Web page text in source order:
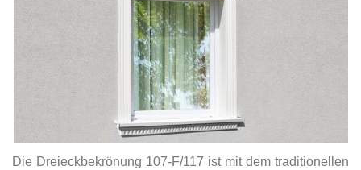
Die Dreieckbekrönung 107-F/117 ist mit dem traditionellen